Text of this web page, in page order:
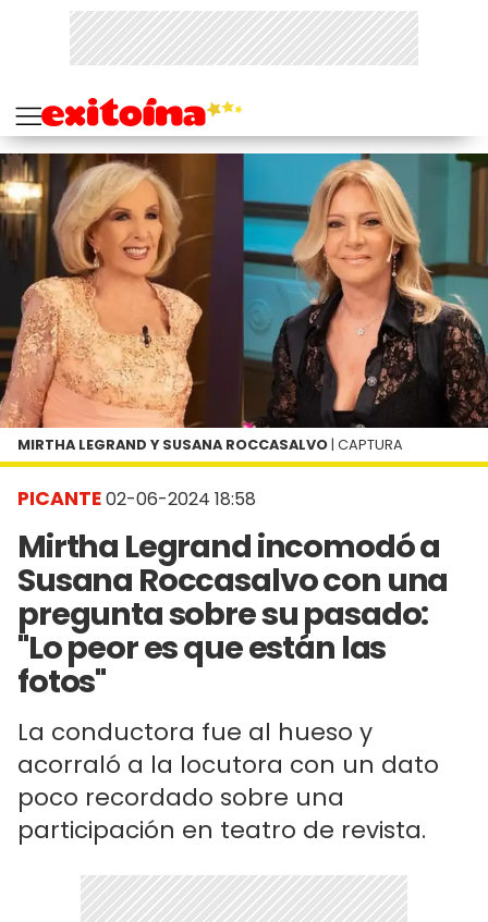
PICANTE02-06-2024 18:58
Mirtha Legrand incomodó a
Susana Roccasalvo con una
pregunta sobre su pasado:
"Lo peor es que están las
fotos"
La conductora fue al hueso y
acorraló a la locutora con un dato
poco recordado sobre una
participación en teatro de revista.
MIRTHA LEGRAND Y SUSANA ROCCASALVO | CAPTURA